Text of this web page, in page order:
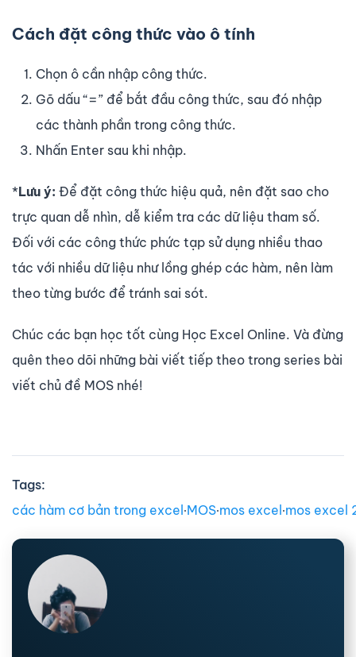
Cách đặt công thức vào ô tính
Chọn ô cần nhập công thức.
Gõ dấu “=” để bắt đầu công thức, sau đó nhập
các thành phần trong công thức.
Nhấn Enter sau khi nhập.
*Lưu ý: Để đặt công thức hiệu quả, nên đặt sao cho
trực quan dễ nhìn, dễ kiểm tra các dữ liệu tham số.
Đối với các công thức phức tạp sử dụng nhiều thao
tác với nhiều dữ liệu như lồng ghép các hàm, nên làm
theo từng bước để tránh sai sót.
Chúc các bạn học tốt cùng Học Excel Online. Và đừng
quên theo dõi những bài viết tiếp theo trong series bài
viết chủ đề MOS nhé!
Tags:
các hàm cơ bản trong excel∙MOS∙mos excel∙mos excel